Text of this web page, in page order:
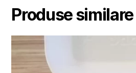
Produse similare